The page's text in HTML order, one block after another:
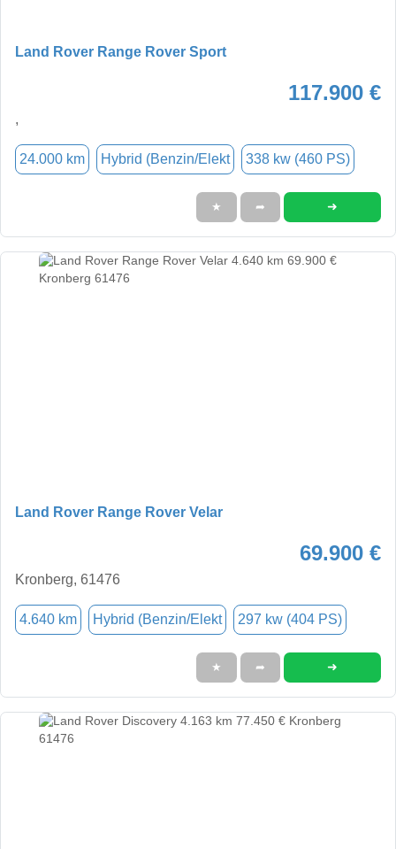
Land Rover Range Rover Sport
117.900 €
,
24.000 km Hybrid (Benzin/Elekt 338 kw (460 PS)
★ ➦ ➜
Land Rover Range Rover Velar
69.900 €
Kronberg, 61476
4.640 km Hybrid (Benzin/Elekt 297 kw (404 PS)
★ ➦ ➜